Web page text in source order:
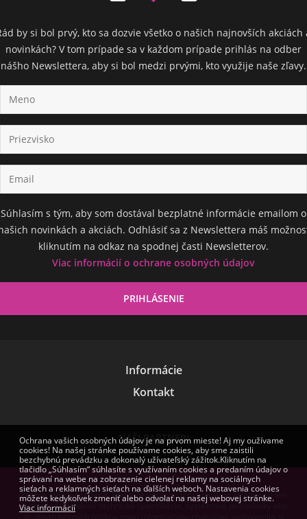
by si bol prvý, kto sa dozvie všetko o našich najnovších akciách
novinkách? V tom prípade sa v každom prípade prihlás na odber
nášho Newslettera, aby si bol medzi prvými, kto využije naše zľavy.
Súhlasím s tým, aby som dostával bezplatné informácie emailom o
novinkách a akciách. Odhlásiť sa z Newslettera máš
kliknutím na odkaz na spodnej časti Newsletterov.
Viac informácií o ochrane osobných údajov
Informácie
Kontakt
NAŠI PARTNERI
Zmena cien vyhradená. Niektoré obrázky zobrazené na stránke sú len
ilustračné. Uvedené technické špecifikácie, systémové požiadavky ako
Ochrana vašich osobných údajov je na prvom mieste! Aj my oužívame
cookies! Na našej stránke používame cookies, aby sme zaistili
bezchybnú prevádzku a dokonalý užívateľský zážitok.Kliknutím na
tlačidlo „Súhlasím“ súhlasíte s využívaním cookies a predaním údajov o
správaní na webe na zobrazenie cielenej reklamy na sociálnych
sieťach a reklamných sieťach na ďalších weboch. Nastavenia cookies
môžete kedykoľvek zmeniť alebo odvolať na našej webovej stránke.
Viac informácií